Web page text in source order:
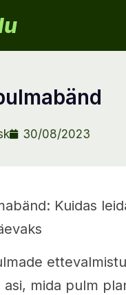
30/08/2023
Kuidas
asi, mida pulm